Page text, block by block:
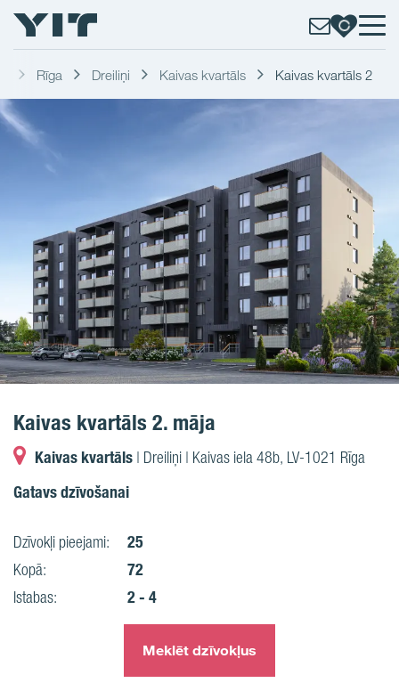
Rīga Dreiliņi Kaivas kvartāls Kaivas kvartāls 2
Kaivas kvartāls 2. māja
Kaivas kvartāls | Dreiliņi | Kaivas iela 48b, LV-1021 Rīga
Gatavs dzīvošanai
Dzīvokļi pieejami: 25
Kopā: 72
Istabas: 2 - 4
Meklēt dzīvokļus